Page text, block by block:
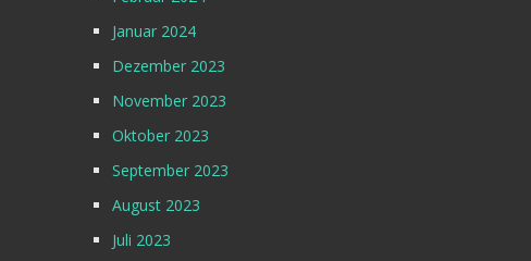
Januar 2024
Dezember 2023
November 2023
Oktober 2023
September 2023
August 2023
Juli 2023